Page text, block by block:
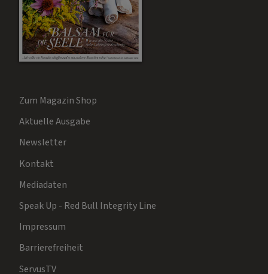
Zum Magazin Shop
Aktuelle Ausgabe
Newsletter
Kontakt
Mediadaten
Speak Up - Red Bull Integrity Line
Impressum
Barrierefreiheit
ServusTV